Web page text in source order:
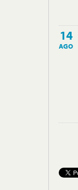
14
AGO